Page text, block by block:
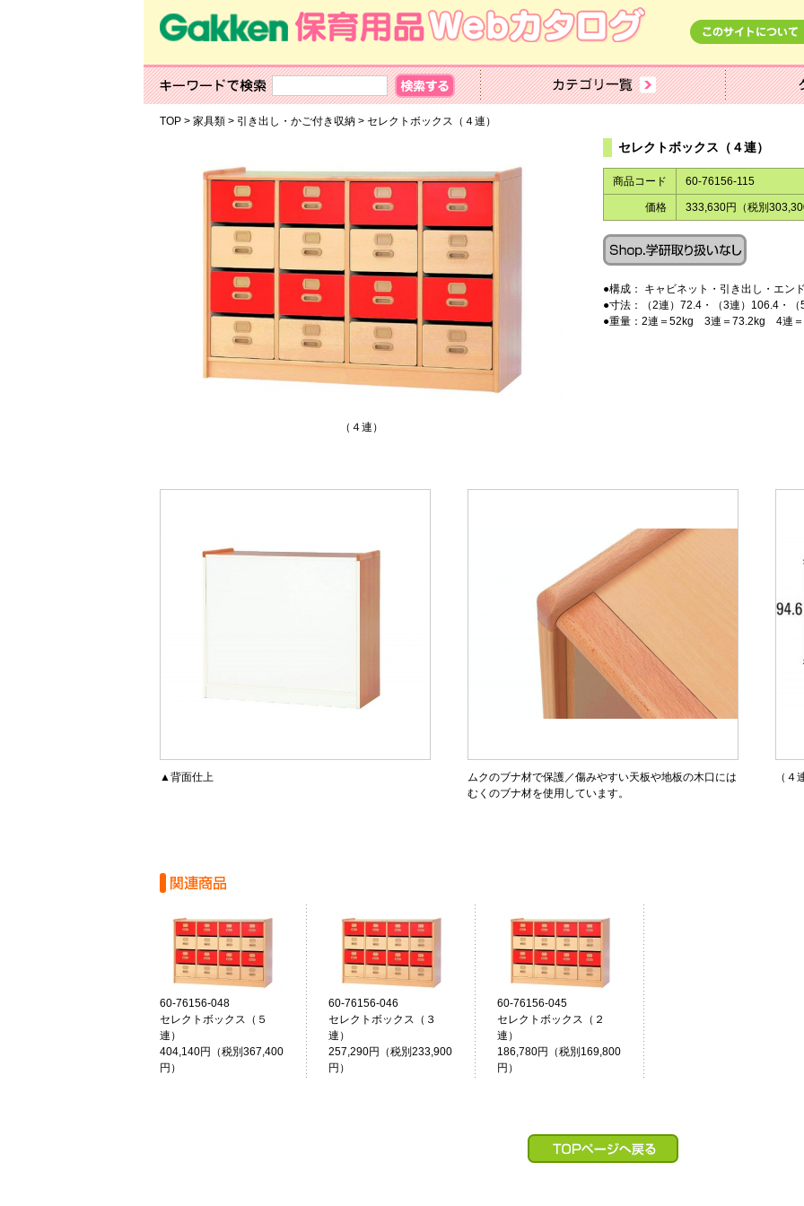
TOP> 家具類> 引き出し・かご付き収納> セレクトボックス（４連）
（４連）
セレクトボックス（４連）
商品コード 60-76156-115
価格 333,630円（税別
●構成： キャビネット・引き出し・エン
●寸法：（2連）72.4・（3連）106.4・
●重量：2連＝52kg 3連＝73.2kg 4連
▲背面仕上
ムクのブナ材で保護／傷みやすい天板や地板の木口には
むくのブナ材を使用しています。
（４
60-76156-048
セレクトボックス（５
連）
404,140円（税別367,400
円）
60-76156-046
セレクトボックス（３
連）
257,290円（税別233,900
円）
60-76156-045
セレクトボックス（２
連）
186,780円（税別169,800
円）